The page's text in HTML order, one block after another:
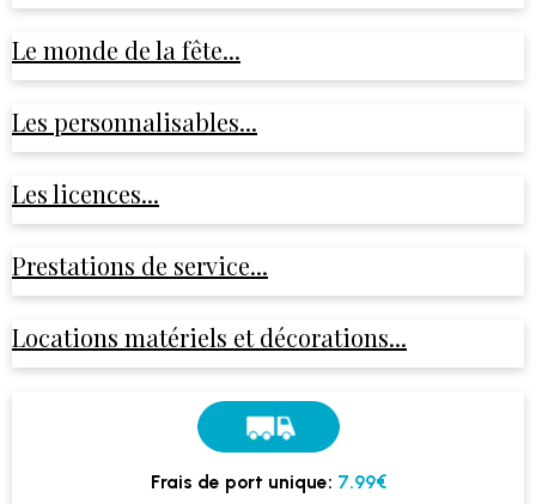
Le monde de la fête...
Les personnalisables...
Les licences...
Prestations de service...
Locations matériels et décorations...
Frais de port unique: 7.99€